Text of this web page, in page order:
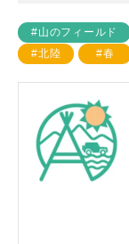
#山のフィールド
#北陸
#春